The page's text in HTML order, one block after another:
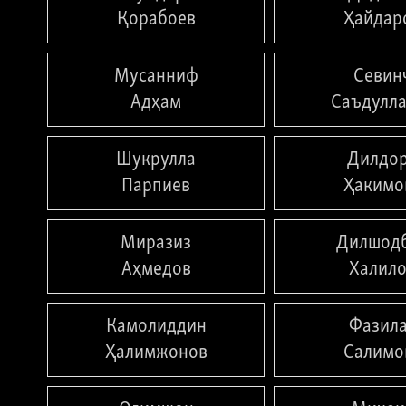
Қорабоев
Мусанниф
Адҳам
Шукрулла
Парпиев
Миразиз
Аҳмедов
Камолиддин
Ҳалимжонов